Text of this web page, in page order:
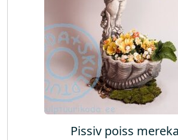
Pissiv poiss